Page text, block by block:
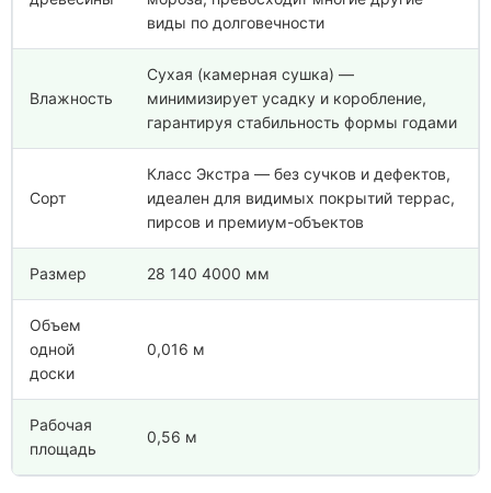
виды по долговечности
Влажность
Сухая (камерная сушка) —
минимизирует усадку и коробление,
гарантируя стабильность формы годами
Сорт
Класс Экстра — без сучков и дефектов,
идеален для видимых покрытий террас,
пирсов и премиум-объектов
Размер 28 140 4000 мм
Объем
одной
доски
0,016 м
Рабочая
площадь
0,56 м